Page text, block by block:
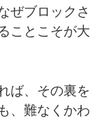
ぜブロックさ
ことこそが大
ば、その裏を
、難なくかわ